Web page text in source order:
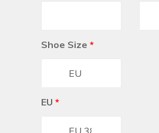
Shoe Size *
EU *